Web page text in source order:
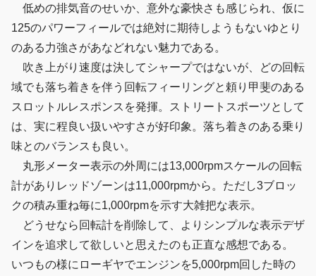
低めの排気音のせいか、意外な豪快さも感じられ、仮に
125のパワーフィールでは絶対に期待しようもないゆとり
のある力強さがあなどれない魅力である。
吹き上がり速度は決してシャープではないが、どの回転
域でも落ち着きを伴う回転フィーリングと頼り甲斐のある
スロットルレスポンスを発揮。ストリートスポーツとして
は、実に程良い扱いやすさが好印象。落ち着きのある乗り
味とのバランスも良い。
丸形メーター表示の外周には13,000rpmスケールの回転
計がありレッドゾーンは11,000rpmから。ただし3ブロッ
クの積み重ね毎に1,000rpmを示す大雑把な表示。
どうせなら回転計を削除して、よりシンプルな表示デザ
インを追求して欲しいと思えたのも正直な感想である。
いつもの様にローギヤでエンジンを5,000rpm回した時の